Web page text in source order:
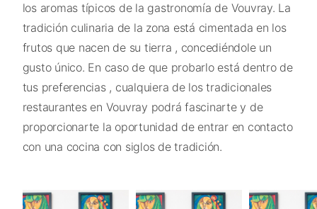
los aromas típicos de la gastronomía de Vouvray. La
tradición culinaria de la zona está cimentada en los
frutos que nacen de su tierra , concediéndole un
gusto único. En caso de que probarlo está dentro de
tus preferencias , cualquiera de los tradicionales
restaurantes en Vouvray podrá fascinarte y de
proporcionarte la oportunidad de entrar en contacto
con una cocina con siglos de tradición.